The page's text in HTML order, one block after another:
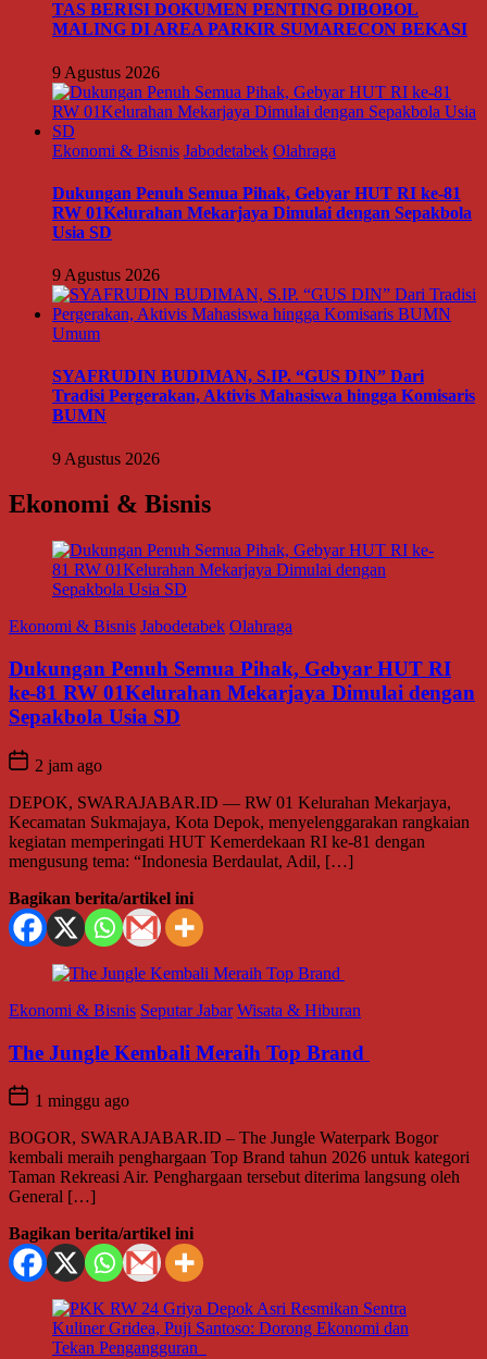
TAS BERISI DOKUMEN PENTING DIBOBOL
MALING DI AREA PARKIR SUMARECON BEKASI
9 Agustus 2026
Ekonomi & Bisnis Jabodetabek Olahraga
Dukungan Penuh Semua Pihak, Gebyar HUT RI ke-81
RW 01Kelurahan Mekarjaya Dimulai dengan Sepakbola
Usia SD
9 Agustus 2026
Umum
SYAFRUDIN BUDIMAN, S.IP. “GUS DIN” Dari
Tradisi Pergerakan, Aktivis Mahasiswa hingga Komisaris
BUMN
9 Agustus 2026
Ekonomi & Bisnis
Ekonomi & Bisnis Jabodetabek Olahraga
Dukungan Penuh Semua Pihak, Gebyar HUT RI
ke-81 RW 01Kelurahan Mekarjaya Dimulai dengan
Sepakbola Usia SD
2 jam ago
DEPOK, SWARAJABAR.ID — RW 01 Kelurahan Mekarjaya,
Kecamatan Sukmajaya, Kota Depok, menyelenggarakan rangkaian
kegiatan memperingati HUT Kemerdekaan RI ke-81 dengan
mengusung tema: “Indonesia Berdaulat, Adil, […]
Bagikan berita/artikel ini
Ekonomi & Bisnis Seputar Jabar Wisata & Hiburan
The Jungle Kembali Meraih Top Brand
1 minggu ago
BOGOR, SWARAJABAR.ID – The Jungle Waterpark Bogor
kembali meraih penghargaan Top Brand tahun 2026 untuk kategori
Taman Rekreasi Air. Penghargaan tersebut diterima langsung oleh
General […]
Bagikan berita/artikel ini